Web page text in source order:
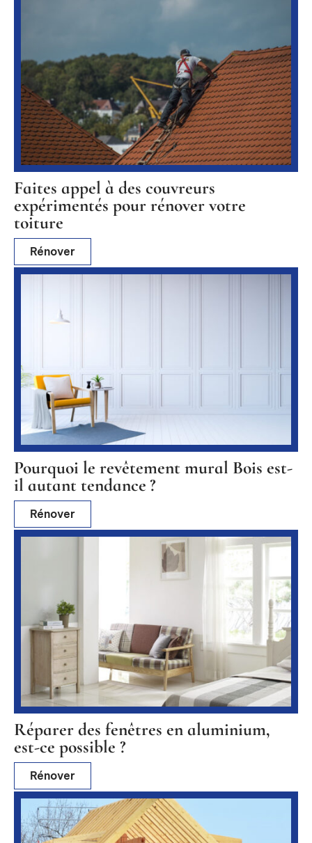
Faites appel à des couvreurs
expérimentés pour rénover votre
toiture
Rénover
Pourquoi le revêtement mural Bois est-
il autant tendance ?
Rénover
Réparer des fenêtres en aluminium,
est-ce possible ?
Rénover